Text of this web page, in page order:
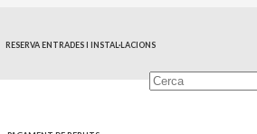
RESERVA ENTRADES I INSTAL·LACIONS